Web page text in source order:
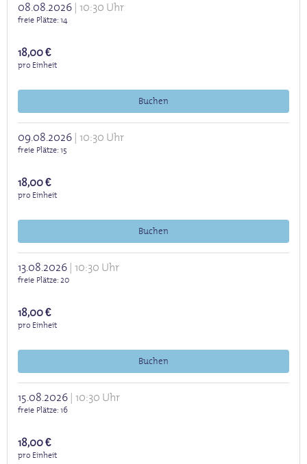
08.08.2026 10:30 Uhr
freie Plätze 14
18,00 €
pro Einheit
Buchen
09.08.2026 10:30 Uhr
freie Plätze 15
18,00 €
pro Einheit
Buchen
13.08.2026 10:30 Uhr
freie Plätze 20
18,00 €
pro Einheit
Buchen
15.08.2026 10:30 Uhr
freie Plätze 16
18,00 €
pro Einheit